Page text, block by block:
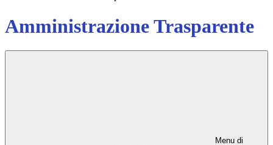
Amministrazione Trasparente
Menu di